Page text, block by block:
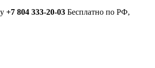
+7 804 333-20-03 Бесплатно по РФ,